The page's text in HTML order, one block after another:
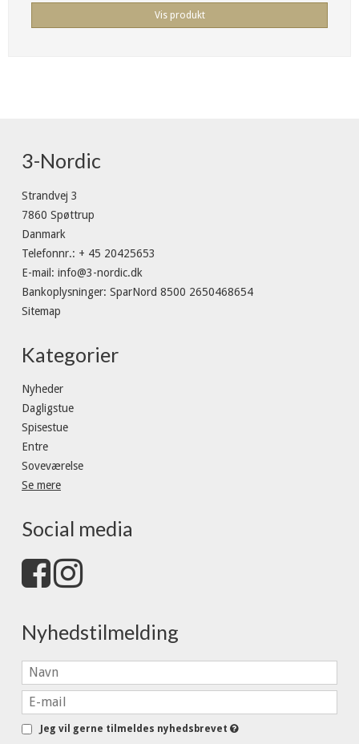
Vis produkt
3-Nordic
Strandvej 3
7860 Spøttrup
Danmark
Telefonnr.: + 45 20425653
E-mail : info@3-nordic.dk
Bankoplysninger: SparNord 8500 2650468654
Sitemap
Kategorier
Nyheder
Dagligstue
Spisestue
Entre
Soveværelse
Se mere
Social media
Nyhedstilmelding
Jeg vil gerne tilmeldes nyhedsbrevet